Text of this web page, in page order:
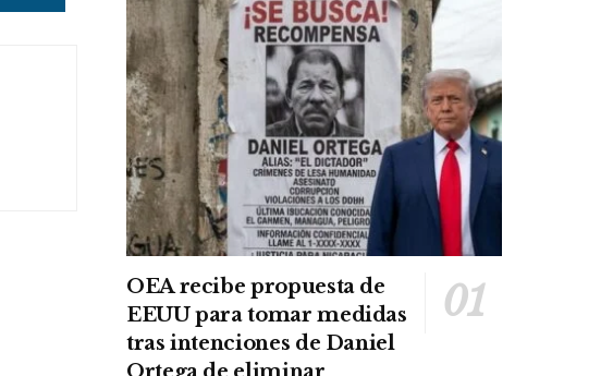
OEA recibe propuesta de
EEUU para tomar medidas
tras intenciones de Daniel